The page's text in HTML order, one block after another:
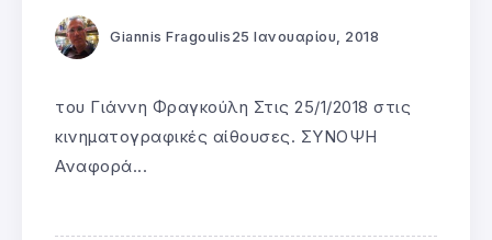
Giannis Fragoulis 25 Ιανουαρίου, 2018
του Γιάννη Φραγκούλη Στις 25/1/2018 στις
κινηματογραφικές αίθουσες. ΣΥΝΟΨΗ
Αναφορά...